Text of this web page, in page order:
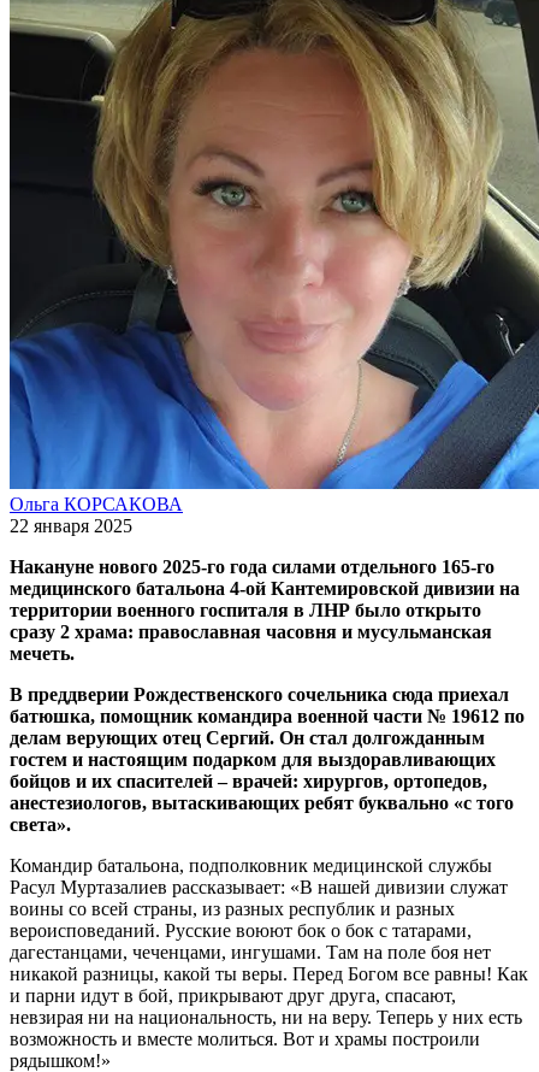
Ольга КОРСАКОВА
22 января 2025
Накануне нового 2025-го года силами отдельного 165-го
медицинского батальона 4-ой Кантемировской дивизии на
территории военного госпиталя в ЛНР было открыто
сразу 2 храма: православная часовня и мусульманская
мечеть.
В преддверии Рождественского сочельника сюда приехал
батюшка, помощник командира военной части № 19612 по
делам верующих отец Сергий. Он стал долгожданным
гостем и настоящим подарком для выздоравливающих
бойцов и их спасителей – врачей: хирургов, ортопедов,
анестезиологов, вытаскивающих ребят буквально «с того
света».
Командир батальона, подполковник медицинской службы
Расул Муртазалиев рассказывает: «В нашей дивизии служат
воины со всей страны, из разных республик и разных
вероисповеданий. Русские воюют бок о бок с татарами,
дагестанцами, чеченцами, ингушами. Там на поле боя нет
никакой разницы, какой ты веры. Перед Богом все равны! Как
и парни идут в бой, прикрывают друг друга, спасают,
невзирая ни на национальность, ни на веру. Теперь у них есть
возможность и вместе молиться. Вот и храмы построили
рядышком!»